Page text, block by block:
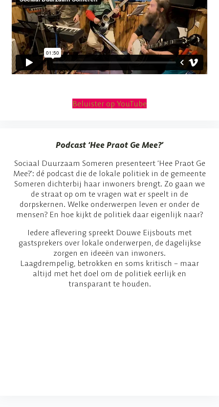
Beluister op YouTube
Podcast ‘Hee Praot Ge Mee?’
Sociaal Duurzaam Someren presenteert ‘Hee Praot Ge
Mee?’: dé podcast die de lokale politiek in de gemeente
Someren dichterbij haar inwoners brengt. Zo gaan we
de straat op om te vragen wat er speelt in de
dorpskernen. Welke onderwerpen leven er onder de
mensen? En hoe kijkt de politiek daar eigenlijk naar?
Iedere aflevering spreekt Douwe Eijsbouts met
gastsprekers over lokale onderwerpen, de dagelijkse
zorgen en ideeën van inwoners.
Laagdrempelig, betrokken en soms kritisch – maar
altijd met het doel om de politiek eerlijk en
transparant te houden.